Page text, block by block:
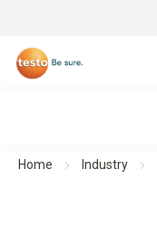
Home Industry